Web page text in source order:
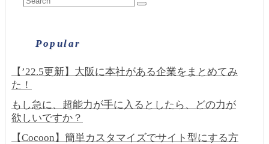
Popular
【’22.5更新】大阪に本社がある企業をまとめてみ
た！
もし急に、超能力が手に入るとしたら、どの力が
欲しいですか？
【Cocoon】簡単カスタマイズでサイト型にする方